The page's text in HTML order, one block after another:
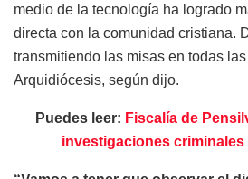
medio de la tecnología ha logrado
directa con la comunidad cristiana.
transmitiendo las misas en todas
Arquidiócesis, según dijo.
Puedes leer: Fiscalía de
investigaciones criminales